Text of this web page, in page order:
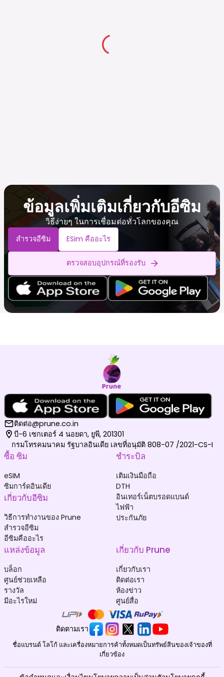
ข้อมูลเพิ่มเติมเกี่ยวกับอีซิม
วิธีง่ายๆ ในการเชื่อมต่อทั่วโลกของคุณ
สำรวจอีซิม ESim คืออะไร
ตรวจสอบอุปกรณ์ที่รองรับ
ติดต่อ@prune.co.in
บี-6 เซกเตอร์ 4 นอยดา, ยูพี, 201301
กรมโทรคมนาคม รัฐบาลอินเดีย เลขที่อนุมัติ 808-07 /2021-CS-I
ซื้อ ซิม
eSIM
ซิมการ์ดอินเดีย
เกี่ยวกับอีซิม
วิธีการทำงานของ Prune
สำรวจอีซิม
อีซิมคืออะไร
ชำระบิล
เติมเงินมือถือ
DTH
อินเทอร์เน็ตบรอดแบนด์
ไฟฟ้า
ประกันภัย
แหล่งข้อมูล
บล็อก
ศูนย์ช่วยเหลือ
รางวัล
มีอะไรใหม่
เกี่ยวกับ Prune
เกี่ยวกับเรา
ติดต่อเรา
ห้องข่าว
ศูนย์สื่อ
ติดตามเรา
ชื่อแบรนด์ โลโก้ และเครื่องหมายการค้าทั้งหมดเป็นทรัพย์สินของเจ้าของที่
เกี่ยวข้อง